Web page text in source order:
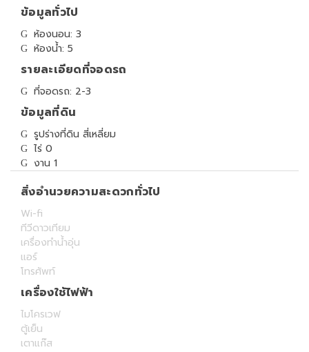
ข้อมูลทั่วไป
ห้องนอน: 3
ห้องน้ำ: 5
รายละเอียดที่จอดรถ
ที่จอดรถ: 2-3
ข้อมูลที่ดิน
รูปร่างที่ดิน สี่เหลี่ยม
ไร่ 0
งาน 1
สิ่งอำนวยความสะดวกทั่วไป
Wi-fi
ทีวีดาวเทียม
เครื่องทำน้ำอุ่น
แอร์
โทรศัพท์
เครื่องใช้ไฟฟ้า
ไมโครเวฟ
ตู้เย็น
เตาแก๊ส